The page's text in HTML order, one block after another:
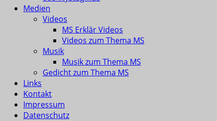
Medien
Videos
MS Erklär Videos
Videos zum Thema MS
Musik
Musik zum Thema MS
Gedicht zum Thema MS
Links
Kontakt
Impressum
Datenschutz